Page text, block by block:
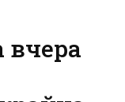
вчера